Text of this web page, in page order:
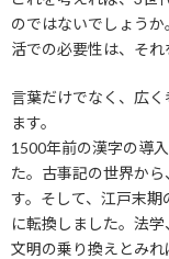
のではないでしょう
活での必要性は、それ
言葉だけでなく、広
ます。
1500年前の漢字の導
た。古事記の世界か
す。そして、江戸末
に転換しました。法
文明の乗り換えとみ